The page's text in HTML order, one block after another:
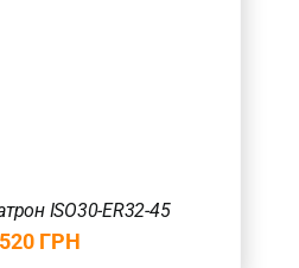
ISO30-ER32-45
ГРН